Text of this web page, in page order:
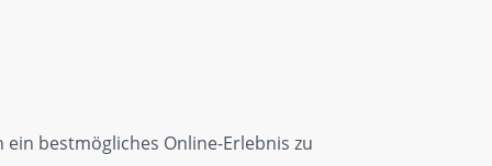
bestmögliches Online-Erlebnis zu